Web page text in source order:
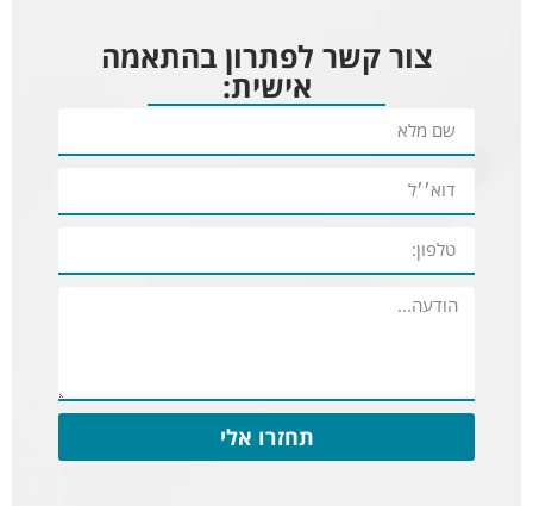
צור קשר לפתרון בהתאמה
אישית:
תחזרו אלי